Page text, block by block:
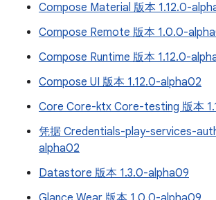
Compose Material 版本 1.12.0-
Compose Remote 版本 1.0.0-
Compose Runtime 版本 1.12.0-
Compose UI 版本 1.12.0-alpha02
Core Core-ktx Core-testing 版本
凭据 Credentials-play-services-
alpha02
Datastore 版本 1.3.0-alpha09